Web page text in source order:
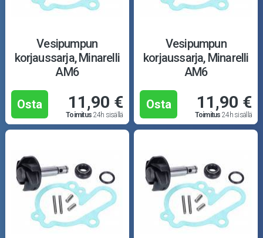
Vesipumpun
korjaussarja, Minarelli
AM6
Osta 11,90 €
Toimitus 24h sisällä
Vesipumpun
korjaussarja, Minarelli
AM6
Osta 11,90 €
Toimitus 24h sisällä